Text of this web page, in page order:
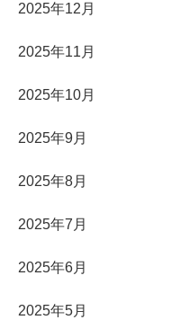
2025年12月
2025年11月
2025年10月
2025年9月
2025年8月
2025年7月
2025年6月
2025年5月